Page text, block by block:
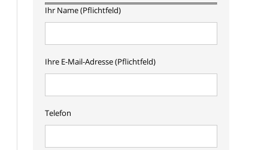
Ihr Name (Pflichtfeld)
Ihre E-Mail-Adresse (Pflichtfeld)
Telefon